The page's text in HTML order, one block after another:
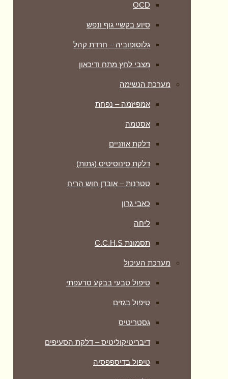
OCD
סיוע בקשיי גוף ונפש
גלוסופוביה – חרדת קהל
מצבי לחץ מתח ודיכאון
מערכת הנשימה
אמפיזמה – נפחת
אסטמה
דלקת אוזניים
דלקת סינוסיטיס (גתות)
טטרנות – אובדן חוש הריח
כאבי גרון
ליחה
תסמונת C.C.H.S
מערכת העיכול
טיפול טבעי בבקע סרעפתי
טיפול בגזים
גסטריטיס
דיבריטיקוליטיס – דלקת הסעיפים
טיפול בדיספפסיה